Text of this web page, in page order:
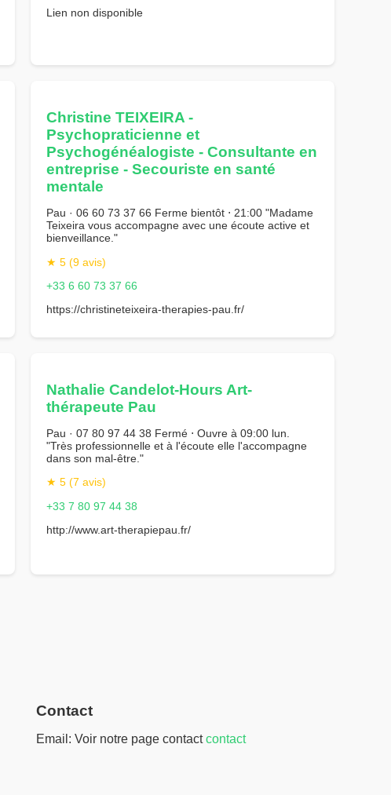
Lien non disponible
Christine TEIXEIRA -
Psychopraticienne et
Psychogénéalogiste - Consultante en
entreprise - Secouriste en santé
mentale
Pau · 06 60 73 37 66 Ferme bientôt ⋅ 21:00 "Madame
Teixeira vous accompagne avec une écoute active et
bienveillance."
★ 5 (9 avis)
+33 6 60 73 37 66
https://christineteixeira-therapies-pau.fr/
Nathalie Candelot-Hours Art-
thérapeute Pau
Pau · 07 80 97 44 38 Fermé ⋅ Ouvre à 09:00 lun.
"Très professionnelle et à l'écoute elle l'accompagne
dans son mal-être."
★ 5 (7 avis)
+33 7 80 97 44 38
http://www.art-therapiepau.fr/
Contact
Email: Voir notre page contactcontact